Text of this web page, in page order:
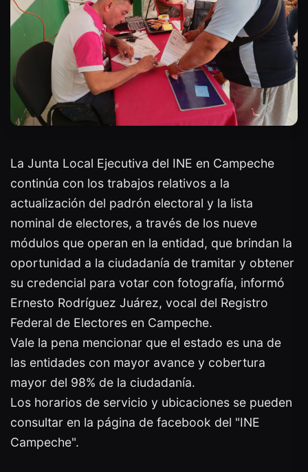
La Junta Local Ejecutiva del INE en Campeche
continúa con los trabajos relativos a la
actualización del padrón electoral y la lista
nominal de electores, a través de los nueve
módulos que operan en la entidad, que brindan la
oportunidad a la ciudadanía de tramitar y obtener
su credencial para votar con fotografía, informó
Ernesto Rodríguez Juárez, vocal del Registro
Federal de Electores en Campeche.
Vale la pena mencionar que el estado es una de
las entidades con mayor avance y cobertura
mayor del 98% de la ciudadanía.
Los horarios de servicio y ubicaciones se pueden
consultar en la página de facebook del "INE
Campeche".